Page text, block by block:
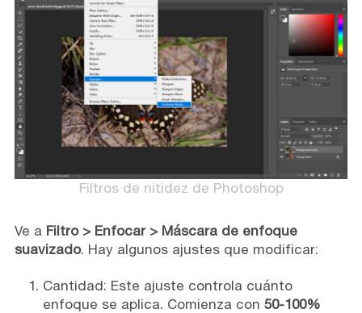
Filtros de nitidez de Photoshop
Ve a Filtro > Enfocar > Máscara de enfoque
suavizado. Hay algunos ajustes que modificar:
Cantidad: Este ajuste controla cuánto
enfoque se aplica. Comienza con 50-100%